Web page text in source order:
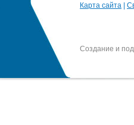
Карта сайта
Создание и